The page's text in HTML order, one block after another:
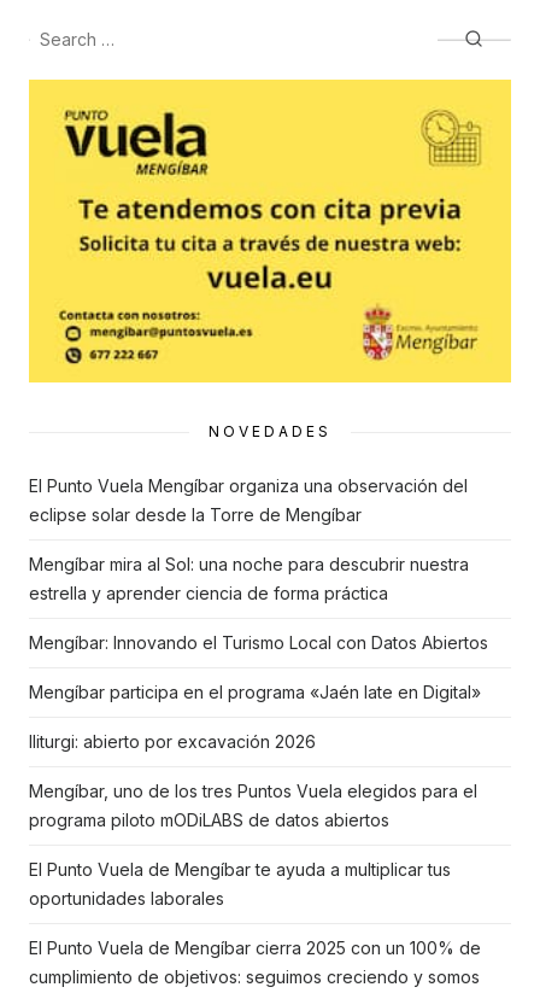
Search
NOVEDADES
El Punto Vuela Mengíbar organiza una observación del
eclipse solar desde la Torre de Mengíbar
Mengíbar mira al Sol: una noche para descubrir nuestra
estrella y aprender ciencia de forma práctica
Mengíbar: Innovando el Turismo Local con Datos Abiertos
Mengíbar participa en el programa «Jaén late en Digital»
Iliturgi: abierto por excavación 2026
Mengíbar, uno de los tres Puntos Vuela elegidos para el
programa piloto mODiLABS de datos abiertos
El Punto Vuela de Mengíbar te ayuda a multiplicar tus
oportunidades laborales
El Punto Vuela de Mengíbar cierra 2025 con un 100% de
cumplimiento de objetivos: seguimos creciendo y somos